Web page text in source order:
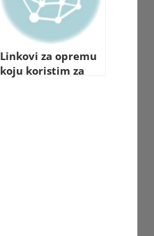
Linkovi za opremu
koju koristim za